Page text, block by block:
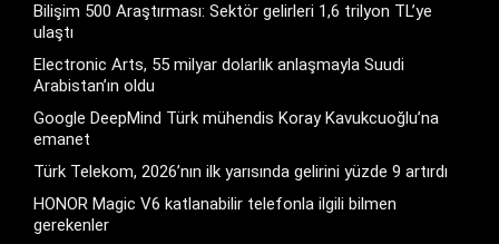
Bilişim 500 Araştırması: Sektör gelirleri 1,6 trilyon TL’ye
ulaştı
Electronic Arts, 55 milyar dolarlık anlaşmayla Suudi
Arabistan’ın oldu
Google DeepMind Türk mühendis Koray Kavukcuoğlu’na
emanet
Türk Telekom, 2026’nın ilk yarısında gelirini yüzde 9 artırdı
HONOR Magic V6 katlanabilir telefonla ilgili bilmen
gerekenler